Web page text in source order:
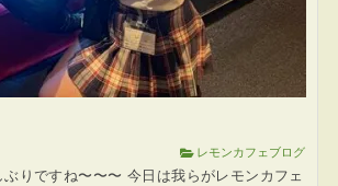
レモンカフェブログ
ぶりですね〜〜〜 今日は我らがレモンカフェ